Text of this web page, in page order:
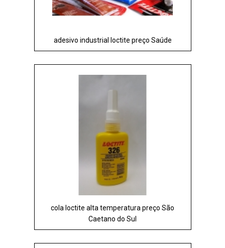
adesivo industrial loctite preço Saúde
cola loctite alta temperatura preço São
Caetano do Sul